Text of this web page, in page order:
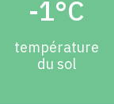
-1°C
température
du sol